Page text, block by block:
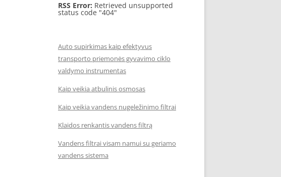
RSS Error: Retrieved unsupported
status code "404"
Auto supirkimas kaip efektyvus
transporto priemonės gyvavimo ciklo
valdymo instrumentas
Kaip veikia atbulinis osmosas
Kaip veikia vandens nugeležinimo filtrai
Klaidos renkantis vandens filtrą
Vandens filtrai visam namui su geriamo
vandens sistema